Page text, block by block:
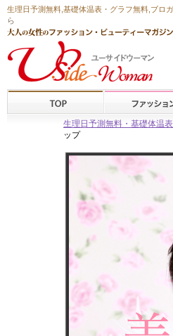
生理日予測無料 基礎体温表・グラフ無料 ,ブロ
ら
生理日予測無料・基礎体温
ップ